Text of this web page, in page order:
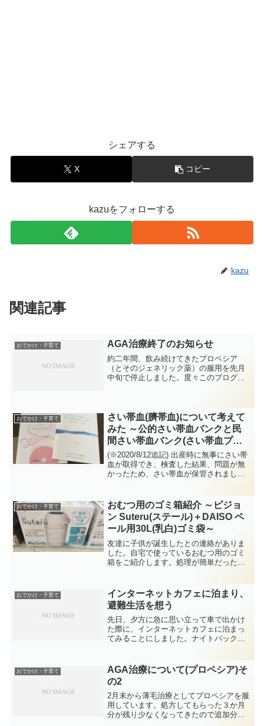
シェアする
X コピー
kazuをフォローする
kazu
関連記事
おでかけ・子育て AGA治療終了のお知らせ
約二年間、飲み続けてきたプロペシア
（とそのジェネリック薬）の服用を先月
中旬で停止しました。度々このブログで
元気がけっこう無くなってしま...
おでかけ・子育て
さい帯血(臍帯血)について考えて
みた ～公的さい帯血バンクと民
間さい帯血バンク(さい帯血プラ
イベートバンク(ステムセル研究
所))
(※2020/8/12追記) 出産時に無事にさい帯
血が取得でき、検査した結果、問題が無
かったため、さい帯血が保管されまし
いたパンフレットでした。これまでは
「さい帯血(臍...
おでかけ・子育て
おむつ用のゴミ箱紹介 ～ピジョ
ン Suteru(ステール)＋DAISO ペ
ール用30L(乳白)ゴミ袋～
友達に子供が誕生したとの連絡がありま
した。自宅で使っているおむつ用のゴミ
箱をご紹介します。処理が簡単だった
が目立つ場所にあるのですが、私は迷わ
ず「専用カセット不要」...
おでかけ・子育て
インターネットカフェに泊まり、
避難生活を想う
先日、夕方に急に思い立って車で出かけ
た際に、インターネットカフェに泊まっ
てみることにしました。ナイトパック８
ました。※フルフラット席→壁で仕切ら
れたスペースで、靴を脱い...
おでかけ・子育て
AGA治療について(プロペシア)そ
の2
2月末から薄毛治療としてプロペシアを服
用しています。処方してもらった３か月
分が残り少なくなってきたので追加分を